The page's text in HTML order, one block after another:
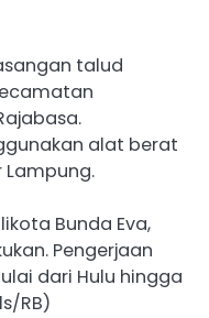
talud
alat berat
Lampung.
Bunda Eva,
Pengerjaan
dari Hulu hingga
RB)